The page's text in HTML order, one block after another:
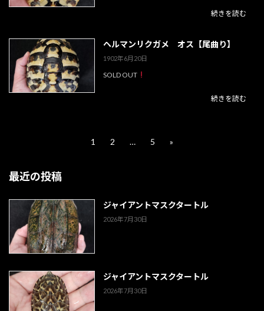
続きを読む
ヘルマンリクガメ オス【尾曲り】
1902年6月20日
SOLD OUT
続きを読む
の
ペ
ー
ジ
り
固
1
固
2 …
固
5 »
最近の投稿
ジャイアントマスクタートル
2026年7月30日
ジャイアントマスクタートル
2026年7月30日